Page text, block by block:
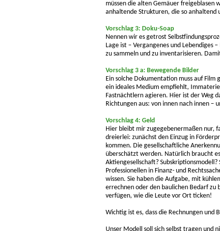
müssen die alten Gemäuer freigeblasen
anhaltende Strukturen, die so anhaltend
Vorschlag 3: Doku-Soap
Nennen wir es getrost
Lage ist – Vergangenes und Lebendiges
zu sammeln und zu inventarisieren.
Vorschlag 3 a: Bewegende Bilder
Ein solche Dokumentation muss auf
ein ideales Medium empfiehlt,
Fastnächtlern agieren. Hier ist der Weg
Richtungen aus: von innen nach innen –
Vorschlag 4: Geld
Hier bleibt mir zugegebenermaßen nur,
dreierlei: zunächst den Einzug in
kommen. Die gesellschaftliche
überschätzt werden. Natürlich braucht
Aktiengesellschaft?
Professionellen in Finanz- und
wissen. Sie haben die Aufgabe, mit
errechnen oder den baulichen Bedarf zu
verfügen, wie die Leute vor Ort ticken!
Wichtig ist es, dass die Rechnungen und
Unser Modell soll sich selbst tragen und